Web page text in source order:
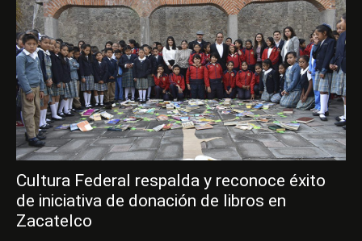
Cultura Federal respalda y reconoce éxito
de iniciativa de donación de libros en
Zacatelco